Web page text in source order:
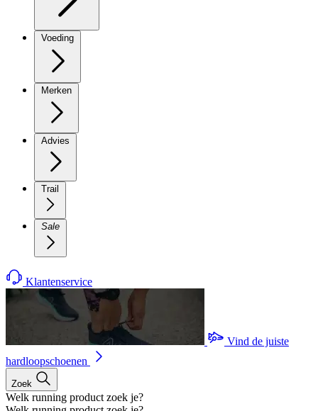
Voeding
Merken
Advies
Trail
Sale
Klantenservice
Vind de juiste
hardloopschoenen
Zoek
Welk running product zoek je?